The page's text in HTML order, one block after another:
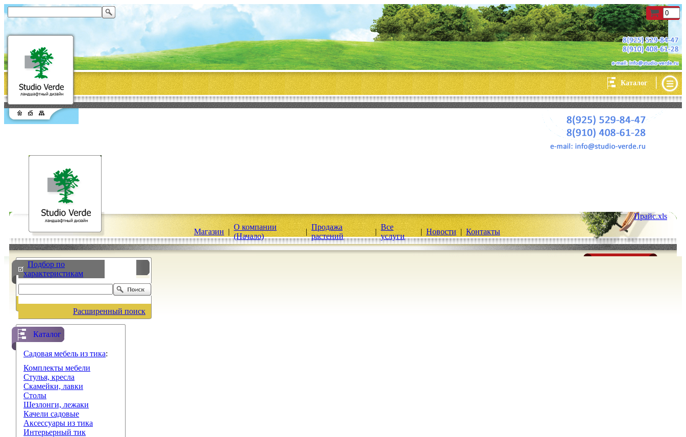
Каталог |
Магазин |
О компании
(Начало)
|
Продажа
растений
|
Все
услуги
| Новости | Контакты
Прайс.xls
Подбор по
характеристикам
Расширенный поиск
Каталог
Садовая мебель из тика:
Комплекты мебели
Стулья, кресла
Скамейки, лавки
Столы
Шезлонги, лежаки
Качели садовые
Аксессуары из тика
Интерьерный тик